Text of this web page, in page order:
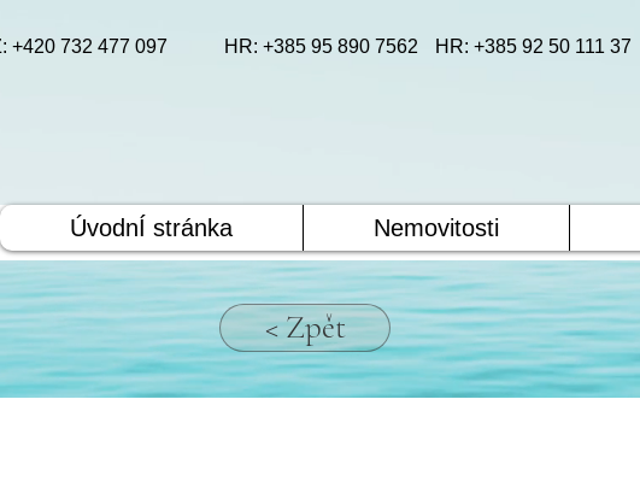
+420 732 477 097 HR: +385 95 890 7562 HR: +385 92 50 111 37
ÚvodnÍ stránka Nemovitosti
< Zpět